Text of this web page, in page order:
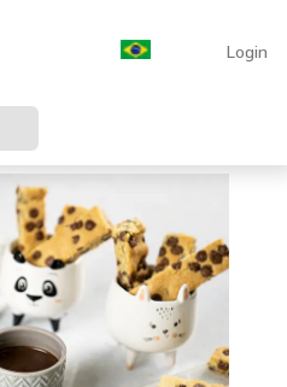
Login